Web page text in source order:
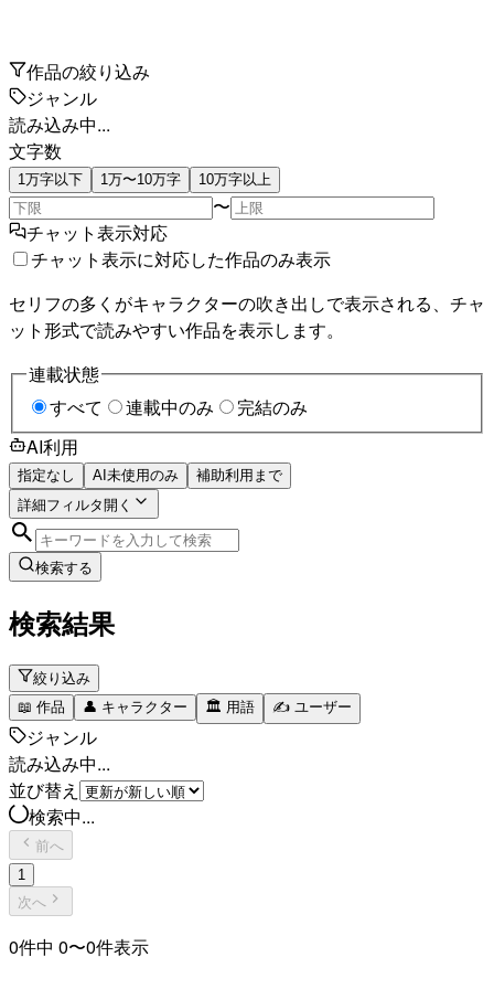
作品の絞り込み
ジャンル
読み込み中...
文字数
1万字以下 1万〜10万字 10万字以上
〜
チャット表示対応
チャット表示に対応した作品のみ表示
セリフの多くがキャラクターの吹き出しで表示される、チャ
ット形式で読みやすい作品を表示します。
連載状態
すべて
連載中のみ
完結のみ
AI利用
指定なし AI未使用のみ
補助利用まで
詳細フィルタ開く
検索する
検索結果
絞り込み
📖 作品 👤 キャラクター 🏛️ 用語 ✍️ ユーザー
ジャンル
読み込み中...
並び替え
検索中...
前へ
1
次へ
0件中 0〜0件表示